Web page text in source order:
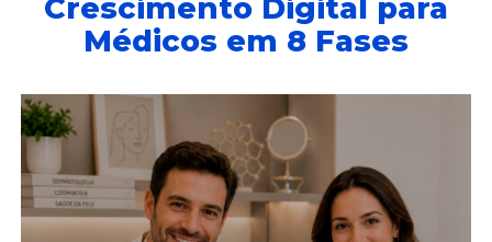
Crescimento Digital para
Médicos em 8 Fases